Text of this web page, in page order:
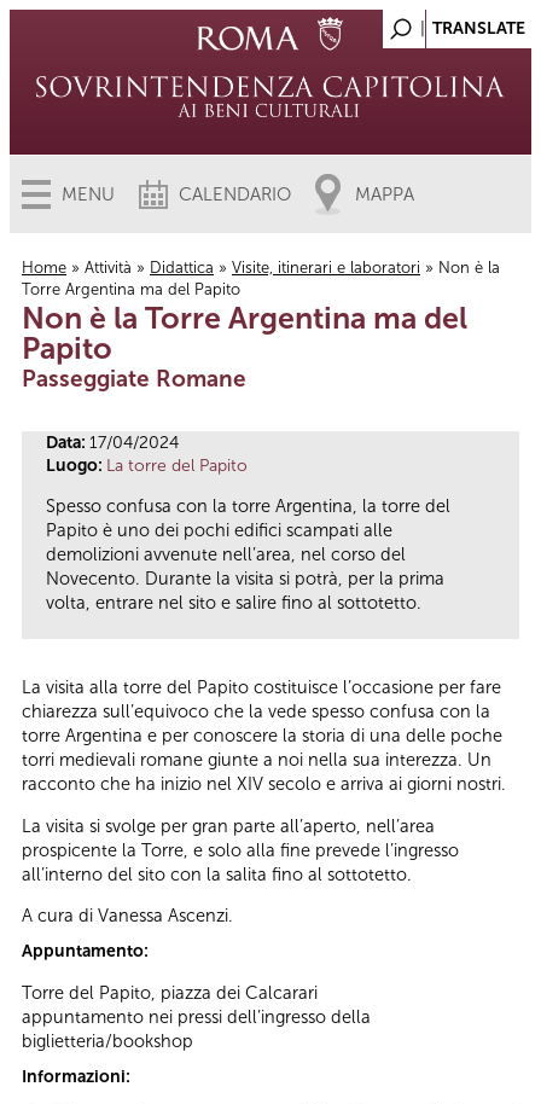
MENU CALENDARIO MAPPA
Tu sei qui
Home » Attività » Didattica » Visite, itinerari e laboratori » Non è la
Torre Argentina ma del Papito
Non è la Torre Argentina ma del
Papito
Passeggiate Romane
Data: 17/04/2024
Luogo: La torre del Papito
Spesso confusa con la torre Argentina, la torre del
Papito è uno dei pochi edifici scampati alle
demolizioni avvenute nell’area, nel corso del
Novecento. Durante la visita si potrà, per la prima
volta, entrare nel sito e salire fino al sottotetto.
La visita alla torre del Papito costituisce l’occasione per fare
chiarezza sull’equivoco che la vede spesso confusa con la
torre Argentina e per conoscere la storia di una delle poche
torri medievali romane giunte a noi nella sua interezza. Un
racconto che ha inizio nel XIV secolo e arriva ai giorni nostri.
La visita si svolge per gran parte all’aperto, nell’area
prospicente la Torre, e solo alla fine prevede l’ingresso
all’interno del sito con la salita fino al sottotetto.
A cura di Vanessa Ascenzi.
Appuntamento:
Torre del Papito, piazza dei Calcarari
appuntamento nei pressi dell’ingresso della
biglietteria/bookshop
Informazioni: